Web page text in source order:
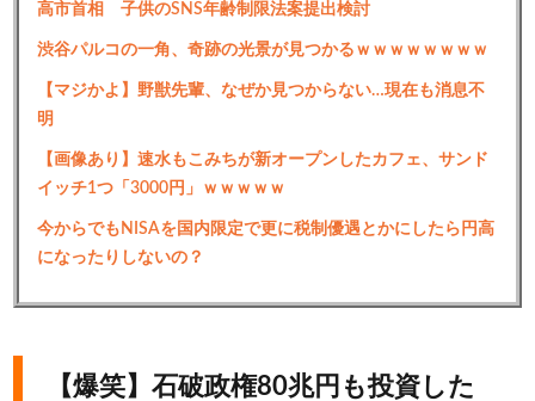
高市首相 子供のSNS年齢制限法案提出検討
渋谷パルコの一角、奇跡の光景が見つかるｗｗｗｗｗｗｗｗ
【マジかよ】野獣先輩、なぜか見つからない…現在も消息不
明
【画像あり】速水もこみちが新オープンしたカフェ、サンド
イッチ1つ「3000円」ｗｗｗｗｗ
今からでもNISAを国内限定で更に税制優遇とかにしたら円高
になったりしないの？
【爆笑】石破政権80兆円も投資した